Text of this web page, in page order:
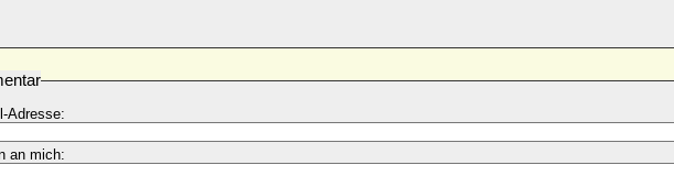
Adresse:
an mich: